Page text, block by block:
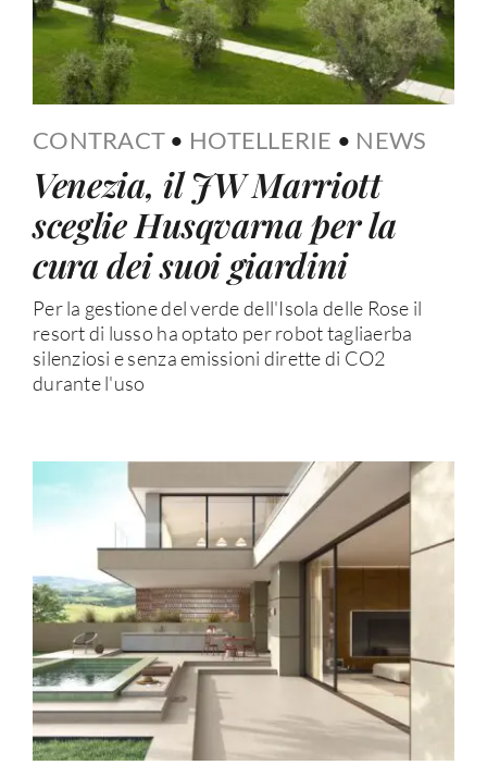
CONTRACT • HOTELLERIE • NEWS
Venezia, il JW Marriott
sceglie Husqvarna per la
cura dei suoi giardini
Per la gestione del verde dell'Isola delle Rose il
resort di lusso ha optato per robot tagliaerba
silenziosi e senza emissioni dirette di CO2
durante l'uso